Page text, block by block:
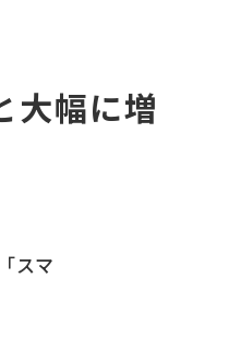
⼤幅に増
スマ